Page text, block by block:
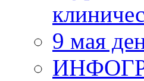
9 мая